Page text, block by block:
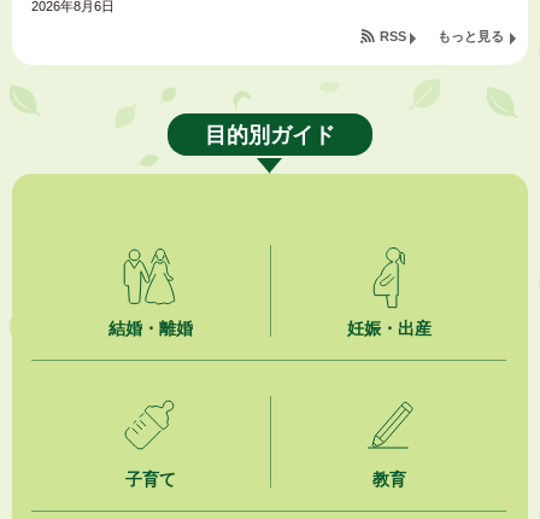
2026年8月6日
令和８年度公民館等（大東北公民館、大須賀中央公民館）講座のお知らせ
熱中症対策「クーリングシェルター」の設置について
「お茶を知る・体験する講座」を開催します
2026年8月5日
掛川市広告入り窓口封筒無償提供者募集
もっと見る
RSS
目的別ガイド
結婚・離婚 妊娠・出産
子育て 教育